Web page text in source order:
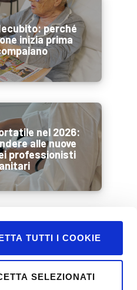
TUTTI I COOKIE
SELEZIONATI
perché
inizia prima
nel 2026:
alle nuove
professionisti
e mobilità
al meglio la
prima di una